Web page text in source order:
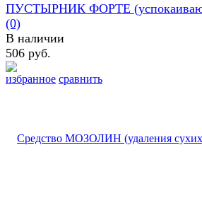
избранное сравнить
ПУСТЫРНИК ФОРТЕ
(0)
В наличии
506 руб.